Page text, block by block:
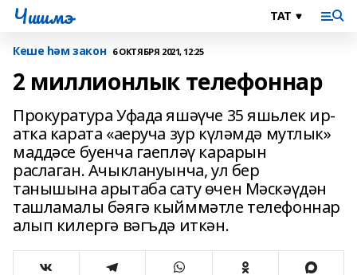
Чишмэ
Кеше һәм закон 6 ОКТЯБРЯ 2021, 12:25
2 миллионлык телефоннар
Прокуратура Уфада яшәүче 35 яшьлек ир-
атка карата «аеруча зур күләмдә мутлык»
маддәсе буенча гаепләү карарын
раслаган. Ачыклануынча, ул бер
танышына арытаба сату өчен Мәскәүдән
ташламалы бәягә кыйммәтле телефоннар
алып килергә вәгъдә иткән.